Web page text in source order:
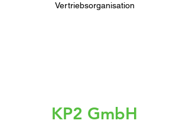
Vertriebsorganisation
KP2 GmbH